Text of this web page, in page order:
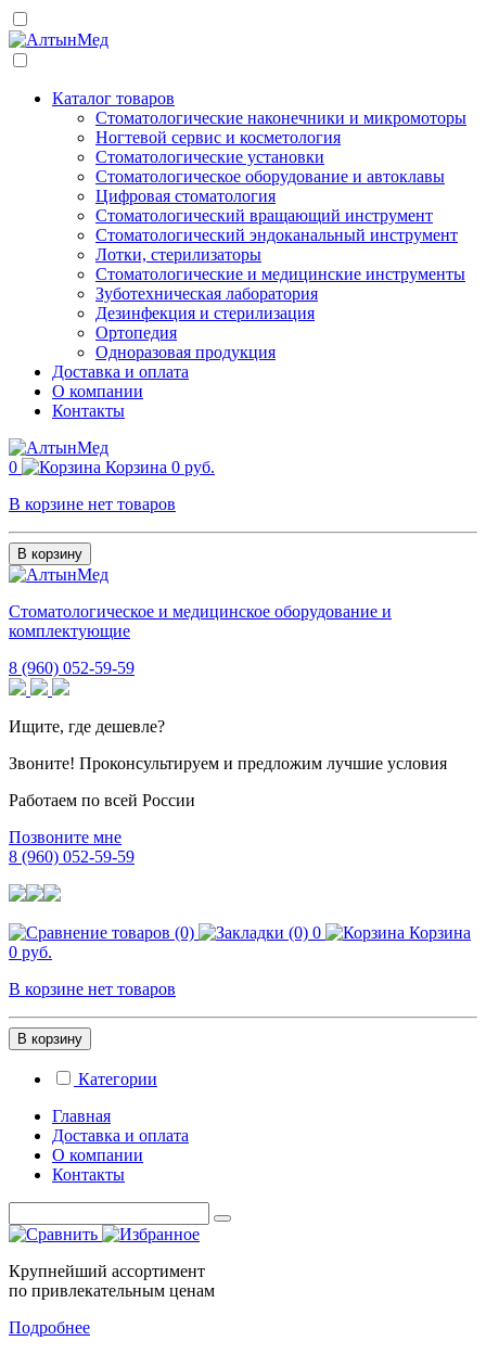
Каталог товаров
Стоматологические наконечники и микромоторы
Ногтевой сервис и косметология
Стоматологические установки
Стоматологическое оборудование и автоклавы
Цифровая стоматология
Стоматологический вращающий инструмент
Стоматологический эндоканальный инструмент
Лотки, стерилизаторы
Стоматологические и медицинские инструменты
Зуботехническая лаборатория
Дезинфекция и стерилизация
Ортопедия
Одноразовая продукция
Доставка и оплата
О компании
Контакты
0 Корзина 0 руб.
В корзине нет товаров
В корзину
Стоматологическое и медицинское оборудование и
комплектующие
8 (960) 052-59-59
Ищите, где дешевле?
Звоните! Проконсультируем и предложим лучшие условия
Работаем по всей России
Позвоните мне
8 (960) 052-59-59
0
Корзина
0 руб.
В корзине нет товаров
В корзину
Категории
Главная
Доставка и оплата
О компании
Контакты
Крупнейший ассортимент
по привлекательным ценам
Подробнее